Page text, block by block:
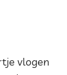
vlogen